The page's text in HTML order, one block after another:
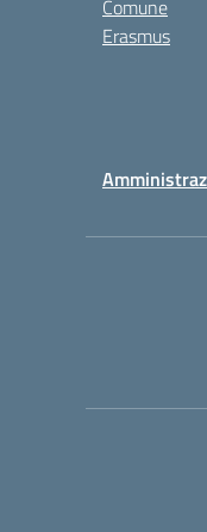
Comune
Erasmus